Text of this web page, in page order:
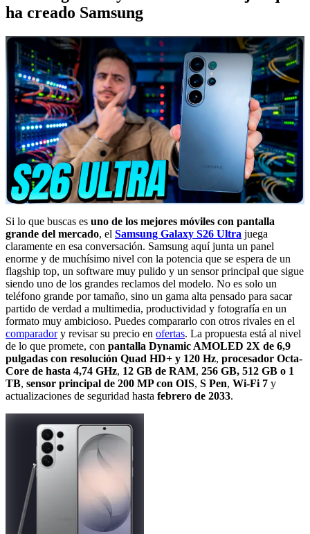
ha creado Samsung
Si lo que buscas es uno de los mejores móviles con pantalla
grande del mercado, el Samsung Galaxy S26 Ultra juega
claramente en esa conversación. Samsung aquí junta un panel
enorme y de muchísimo nivel con la potencia que se espera de un
flagship top, un software muy pulido y un sensor principal que sigue
siendo uno de los grandes reclamos del modelo. No es solo un
teléfono grande por tamaño, sino un gama alta pensado para sacar
partido de verdad a multimedia, productividad y fotografía en un
formato muy ambicioso. Puedes compararlo con otros rivales en el
comparadory revisar su precio en ofertas. La propuesta está al nivel
de lo que promete, con pantalla Dynamic AMOLED 2X de 6,9
pulgadas con resolución Quad HD+ y 120 Hz, procesador Octa-
Core de hasta 4,74 GHz, 12 GB de RAM, 256 GB, 512 GB o 1
TB, sensor principal de 200 MP con OIS, S Pen, Wi-Fi 7 y
actualizaciones de seguridad hasta febrero de 2033.